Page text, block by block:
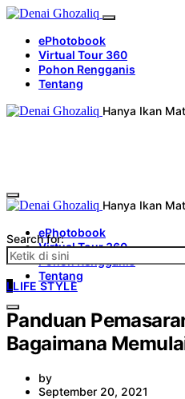
ePhotobook
Virtual Tour 360
Pohon Rengganis
Tentang
Hanya Ikan
Hanya Ikan
ePhotobook
Virtual Tour 360
Pohon Rengganis
Tentang
Search for:
LLIFE STYLE
Panduan
Bagaimana
by
September 20, 2021